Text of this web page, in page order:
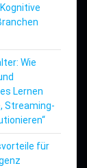
Wie
Lernen
Streaming-
für